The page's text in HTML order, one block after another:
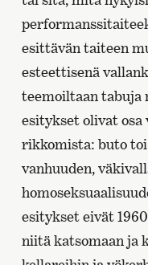
esittävän taiteen
esteettisenä
teemoiltaan tabuja
esitykset olivat
rikkomista: buto
vanhuuden,
esitykset eivät
niitä katsomaan ja